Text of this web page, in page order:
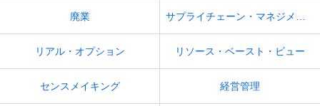
廃業
リアル・オプション リソース・ベースト・ビュー
センスメイキング 経営管理